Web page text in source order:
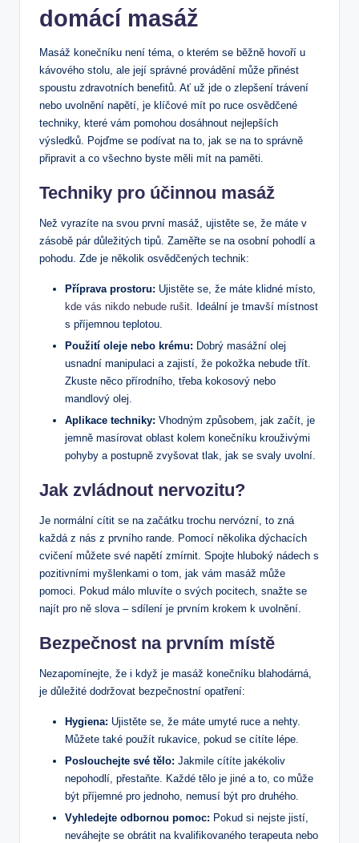
domácí masáž
Masáž konečníku není téma, o kterém se běžně hovoří u
kávového stolu, ale její správné provádění může přinést
spoustu zdravotních benefitů. Ať už jde o zlepšení trávení
nebo uvolnění napětí, je klíčové mít po ruce osvědčené
techniky, které vám pomohou dosáhnout nejlepších
výsledků. Pojďme se podívat na to, jak se na to správně
připravit a co všechno byste měli mít na paměti.
Techniky pro účinnou masáž
Než vyrazíte na svou první masáž, ujistěte se, že máte v
zásobě pár důležitých tipů. Zaměřte se na osobní pohodlí a
pohodu. Zde je několik osvědčených technik:
Příprava prostoru: Ujistěte se, že máte klidné místo,
kde vás nikdo nebude rušit . Ideální je tmavší místnost
s příjemnou teplotou.
Použití oleje nebo krému: Dobrý masážní olej
usnadní manipulaci a zajistí, že pokožka nebude třít.
Zkuste něco přírodního, třeba kokosový nebo
mandlový olej.
Aplikace techniky: Vhodným způsobem, jak začít, je
jemně masírovat oblast kolem konečníku krouživými
pohyby a postupně zvyšovat tlak, jak se svaly uvolní.
Jak zvládnout nervozitu?
Je normální cítit se na začátku trochu nervózní, to zná
každá z nás z prvního rande. Pomocí několika dýchacích
cvičení můžete své napětí zmírnit. Spojte hluboký nádech s
pozitivními myšlenkami o tom, jak vám masáž může
pomoci. Pokud málo mluvíte o svých pocitech, snažte se
najít pro ně slova – sdílení je prvním krokem k uvolnění.
Bezpečnost na prvním místě
Nezapomínejte, že i když je masáž konečníku blahodárná,
je důležité dodržovat bezpečnostní opatření:
Hygiena: Ujistěte se, že máte umyté ruce a nehty.
Můžete také použít rukavice, pokud se cítíte lépe.
Poslouchejte své tělo: Jakmile cítíte jakékoliv
nepohodlí, přestaňte. Každé tělo je jiné a to, co může
být příjemné pro jednoho, nemusí být pro druhého.
Vyhledejte odbornou pomoc: Pokud si nejste jistí,
neváhejte se obrátit na kvalifikovaného terapeuta nebo